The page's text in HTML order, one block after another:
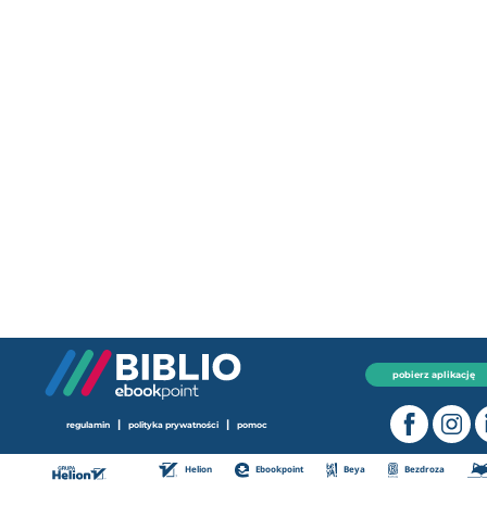
pobierz aplikację
regulamin | polityka prywatności | pomoc
Helion Ebookpoint Beya Bezdroza